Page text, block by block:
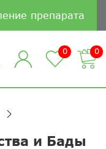
препарата
0 0
и Бады